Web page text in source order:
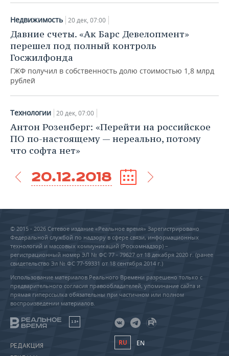
Недвижимость 20 дек, 07:00
Давние счеты. «Ак Барс Девелопмент»
перешел под полный контроль
Госжилфонда
ГЖФ получил в собственность долю стоимостью 1,8 млрд
рублей
Технологии 20 дек, 07:00
Антон Розенберг: «Перейти на российское
ПО по-настоящему — нереально, потому
что софта нет»
20.12.2018
© 2015 - 2026 Сетевое издание «Реальное время» Зарегистрировано
Федеральной службой по надзору в сфере связи, информационных
технологий и массовых коммуникаций (Роскомнадзор) –
регистрационный номер ЭЛ № ФС 77 - 79627 от 18 декабря 2020 г. (ранее
свидетельство Эл № ФС 77-59331 от 18 сентября 2014 г.)
Использование материалов Реального Времени разрешено только с
предварительного согласия правообладателей, упоминание сайта и
прямая гиперссылка обязательны при частичном или полном
воспроизведении материалов.
18+
РЕДАКЦИЯ
RU EN